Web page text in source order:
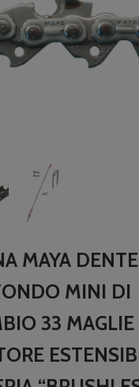
MAYA DENTE
MINI DI
33 MAGLIE